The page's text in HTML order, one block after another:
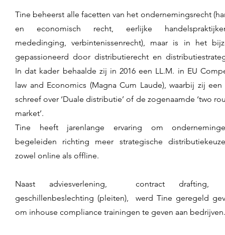
Tine beheerst alle facetten van het ondernemingsrecht
en economisch recht, eerlijke
mededinging, verbintenissenrecht), maar is in het
gepassioneerd door distributierecht en
In dat kader behaalde zij in 2016 een LL.M. in EU
law and Economics (Magna Cum Laude), waarbij zij een
schreef over ‘Duale distributie’ of de zogenaamde ‘two
market’.
Tine heeft jarenlange ervaring om
begeleiden richting meer strategische
zowel online als offline.
Naast adviesverlening, contract
geschillenbeslechting (pleiten), werd Tine geregeld
om inhouse compliance trainingen te geven aan bedrijven.